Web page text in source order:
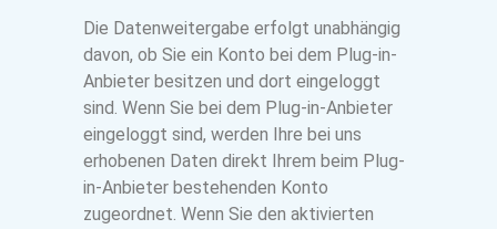
Die Datenweitergabe erfolgt unabhängig
davon, ob Sie ein Konto bei dem Plug-in-
Anbieter besitzen und dort eingeloggt
sind. Wenn Sie bei dem Plug-in-Anbieter
eingeloggt sind, werden Ihre bei uns
erhobenen Daten direkt Ihrem beim Plug-
in-Anbieter bestehenden Konto
zugeordnet. Wenn Sie den aktivierten